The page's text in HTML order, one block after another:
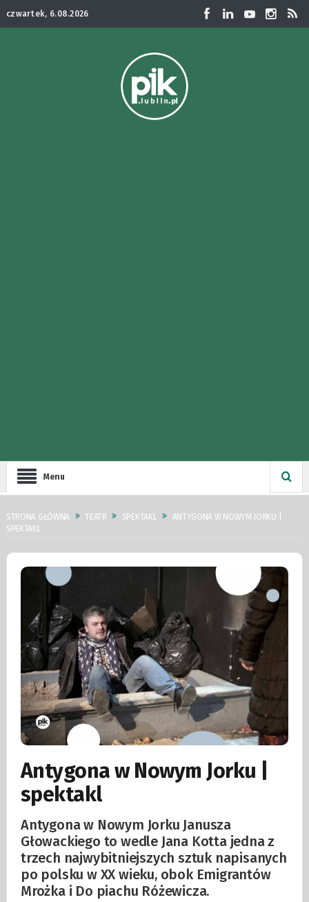
czwartek, 6.08.2026
Menu
STRONA GŁÓWNA TEATR SPEKTAKL
ANTYGONA W NOWYM JORKU |
SPEKTAKL
Antygona w Nowym Jorku |
spektakl
Antygona w Nowym Jorku Janusza
Głowackiego to wedle Jana Kotta jedna z
trzech najwybitniejszych sztuk napisanych
po polsku w XX wieku, obok Emigrantów
Mrożka i Do piachu Różewicza.